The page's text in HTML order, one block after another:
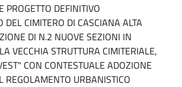
PROGETTO DEFINITIVO
DEL CIMITERO DI CASCIANA ALTA
DI N.2 NUOVE SEZIONI IN
VECCHIA STRUTTURA CIMITERIALE,
CON CONTESTUALE ADOZIONE
REGOLAMENTO URBANISTICO